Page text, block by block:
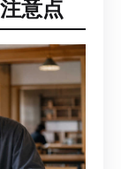
意点